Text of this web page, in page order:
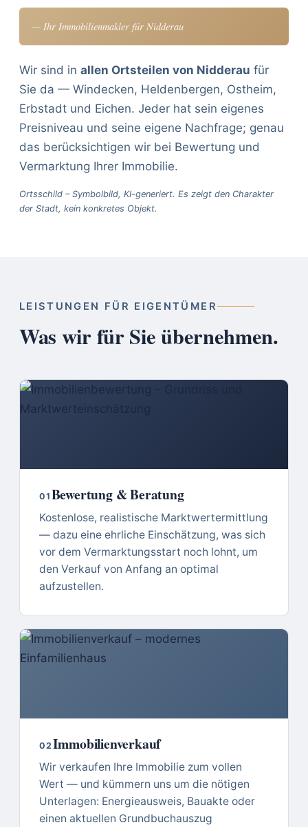
— Ihr Immobilienmakler für Nidderau
Wir sind in allen Ortsteilen von Nidderau für
Sie da — Windecken, Heldenbergen, Ostheim,
Erbstadt und Eichen. Jeder hat sein eigenes
Preisniveau und seine eigene Nachfrage; genau
das berücksichtigen wir bei Bewertung und
Vermarktung Ihrer Immobilie.
Ortsschild – Symbolbild, KI-generiert. Es zeigt den Charakter
der Stadt, kein konkretes Objekt.
LEISTUNGEN FÜR EIGENTÜMER
Was wir für Sie übernehmen.
01 Bewertung & Beratung
Kostenlose, realistische Marktwertermittlung
— dazu eine ehrliche Einschätzung, was sich
vor dem Vermarktungsstart noch lohnt, um
den Verkauf von Anfang an optimal
aufzustellen.
02Immobilienverkauf
Wir verkaufen Ihre Immobilie zum vollen
Wert — und kümmern uns um die nötigen
Unterlagen: Energieausweis, Bauakte oder
einen aktuellen Grundbuchauszug